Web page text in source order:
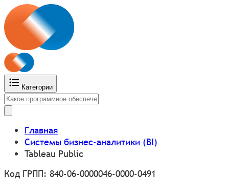
Категории
Главная
Системы бизнес-аналитики (BI)
Tableau Public
Код ГРПП: 840-06-0000046-0000-0491